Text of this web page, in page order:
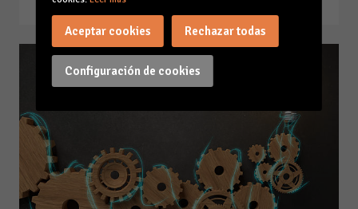
Configuración de cookies
Aceptar cookies Rechazar todas